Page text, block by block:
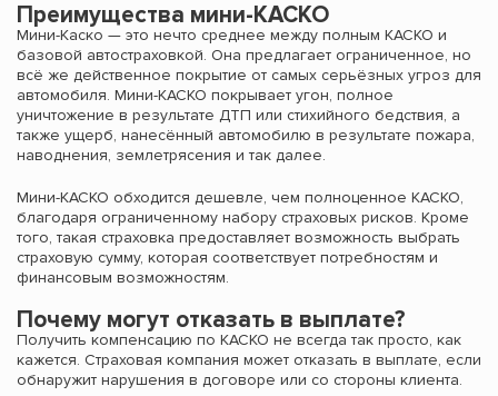
Преимущества мини-КАСКО
Мини-Каско — это нечто среднее между полным КАСКО и
базовой автостраховкой. Она предлагает ограниченное, но
всё же действенное покрытие от самых серьёзных угроз для
автомобиля. Мини-КАСКО покрывает угон, полное
уничтожение в результате ДТП или стихийного бедствия, а
также ущерб, нанесённый автомобилю в результате пожара,
наводнения, землетрясения и так далее.
Мини-КАСКО обходится дешевле, чем полноценное КАСКО,
благодаря ограниченному набору страховых рисков. Кроме
того, такая страховка предоставляет возможность выбрать
страховую сумму, которая соответствует потребностям и
финансовым возможностям.
Почему могут отказать в выплате?
Получить компенсацию по КАСКО не всегда так просто, как
кажется. Страховая компания может отказать в выплате, если
обнаружит нарушения в договоре или со стороны клиента.